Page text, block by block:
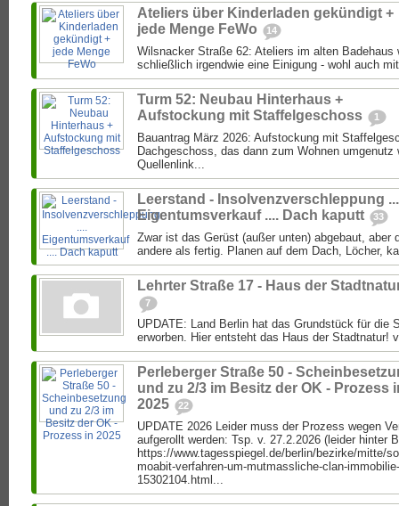
Ateliers über Kinderladen gekündigt +
jede Menge FeWo
14
Wilsnacker Straße 62: Ateliers im alten Badehaus
schließlich irgendwie eine Einigung - wohl auch
Turm 52: Neubau Hinterhaus +
Aufstockung mit Staffelgeschoss
1
Bauantrag März 2026: Aufstockung mit
Dachgeschoss, das dann zum Wohnen umgenutz
Quellenlink...
Leerstand - Insolvenzverschleppung
Eigentumsverkauf .... Dach kaputt
33
Zwar ist das Gerüst (außer unten) abgebaut, aber
andere als fertig. Planen auf dem Dach, Löcher,
Lehrter Straße 17 - Haus der
7
UPDATE: Land Berlin hat das Grundstück für die
erworben. Hier entsteht das Haus der Stadtnatur!
Perleberger Straße 50 -
und zu 2/3 im Besitz der OK - Prozess
2025
22
UPDATE 2026 Leider muss der Prozess wegen
aufgerollt werden: Tsp. v. 27.2.2026 (leider hinter
https://www.tagesspiegel.de/berlin/bezirke/mitte/
moabit-verfahren-um-mutmassliche-clan-
15302104.html...